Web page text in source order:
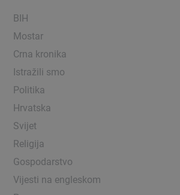
BIH
Mostar
Crna kronika
Istražili smo
Politika
Hrvatska
Svijet
Religija
Gospodarstvo
Vijesti na engleskom